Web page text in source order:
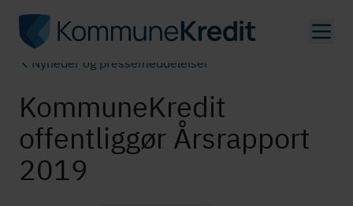
Gå
til
hovedindhold
Nyheder og pressemeddelelser
KommuneKredit
offentliggør Årsrapport
2019